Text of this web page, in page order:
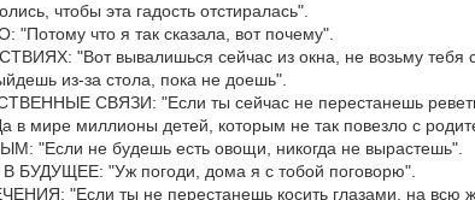
чтобы эта гадость отстиралась".
что я так сказала, вот почему".
"Вот вывалишься сейчас из окна, не возьму тебя с
из-за стола, пока не доешь".
СВЯЗИ: "Если ты сейчас не перестанешь
мире миллионы детей, которым не так повезло с
"Если не будешь есть овощи, никогда не вырастешь".
"Уж погоди, дома я с тобой поговорю".
"Если ты не перестанешь косить глазами, на всю